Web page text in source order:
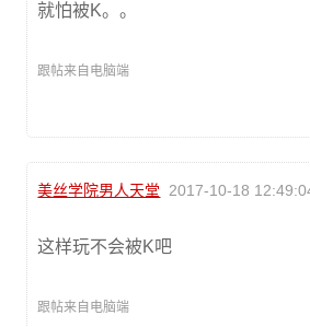
就怕被K。。
跟帖来自电脑端
美丝学院男人天堂 2017-10-18
这样玩不会被K吧
跟帖来自电脑端